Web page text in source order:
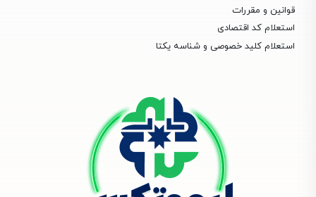
قوانین و مقررات
استعلام کد اقتصادی
استعلام کلید خصوصی و شناسه یکتا